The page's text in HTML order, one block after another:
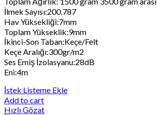
İlmek Sayısı:200.787
Hav Yüksekliği:7mm
Toplam Yükseklik:9mm
İkinci-Son Taban:Keçe/Felt
Keçe Aralığı:300gr/m2
Ses Emiş İzolasyanu:28dB
Eni:4m
İstek Listeme Ekle
Add to cart
Hızlı Gözat